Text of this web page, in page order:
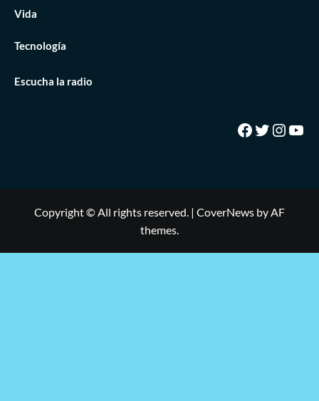
Vida
Tecnología
Escucha la radio
Facebook
Twitter
Copyright © All rights reserved. | CoverNews by AF
themes.